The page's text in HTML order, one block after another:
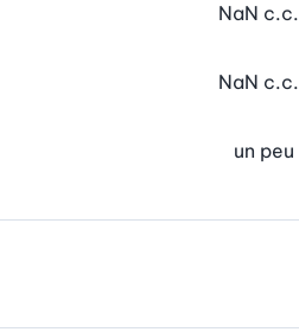
NaN c.c.
NaN c.c.
un peu